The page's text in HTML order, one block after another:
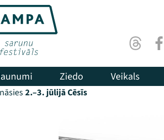
Threads
Ziedo Veikals
2.–3. jūlijā Cēsīs